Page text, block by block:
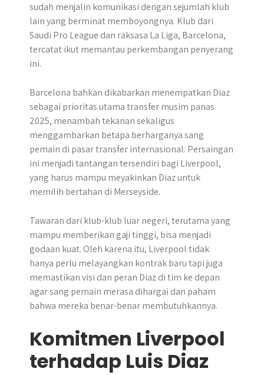
sudah menjalin komunikasi dengan sejumlah klub
lain yang berminat memboyongnya. Klub dari
Saudi Pro League dan raksasa La Liga, Barcelona,
tercatat ikut memantau perkembangan penyerang
ini.
Barcelona bahkan dikabarkan menempatkan Diaz
sebagai prioritas utama transfer musim panas
2025, menambah tekanan sekaligus
menggambarkan betapa berharganya sang
pemain di pasar transfer internasional. Persaingan
ini menjadi tantangan tersendiri bagi Liverpool,
yang harus mampu meyakinkan Diaz untuk
memilih bertahan di Merseyside.
Tawaran dari klub-klub luar negeri, terutama yang
mampu memberikan gaji tinggi, bisa menjadi
godaan kuat. Oleh karena itu, Liverpool tidak
hanya perlu melayangkan kontrak baru tapi juga
memastikan visi dan peran Diaz di tim ke depan
agar sang pemain merasa dihargai dan paham
bahwa mereka benar-benar membutuhkannya.
Komitmen Liverpool
terhadap Luis Diaz